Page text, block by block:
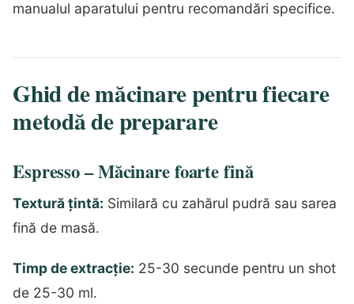
manualul aparatului pentru recomandări specifice.
Ghid de măcinare pentru fiecare
metodă de preparare
Espresso – Măcinare foarte fină
Textură țintă: Similară cu zahărul pudră sau sarea
fină de masă.
Timp de extracție: 25-30 secunde pentru un shot
de 25-30 ml.